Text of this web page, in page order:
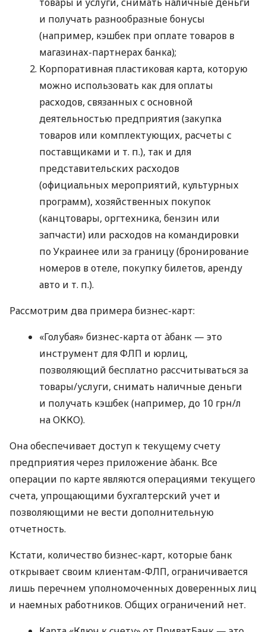
и получать разнообразные бонусы
(например, кэшбек при оплате товаров в
магазинах-партнерах банка);
Корпоративная пластиковая карта, которую
можно использовать как для оплаты
расходов, связанных с основной
деятельностью предприятия (закупка
товаров или комплектующих, расчеты с
поставщиками и т. п.), так и для
представительских расходов
(официальных мероприятий, культурных
программ), хозяйственных покупок
(канцтовары, оргтехника, бензин или
запчасти) или расходов на командировки
по Украинее или за границу (бронирование
номеров в отеле, покупку билетов, аренду
авто и т. п.).
Рассмотрим два примера бизнес-карт:
«Голубая» бизнес-карта от àбанк — это
инструмент для ФЛП и юрлиц,
позволяющий бесплатно рассчитываться за
товары/услуги, снимать наличные деньги
и получать кэшбек (например, до 10 грн/л
на ОККО).
Она обеспечивает доступ к текущему счету
предприятия через приложение àбанк. Все
операции по карте являются операциями текущего
счета, упрощающими бухгалтерский учет и
позволяющими не вести дополнительную
отчетность.
Кстати, количество бизнес-карт, которые банк
открывает своим клиентам-ФЛП, ограничивается
лишь перечнем уполномоченных доверенных лиц
и наемных работников. Общих ограничений нет.